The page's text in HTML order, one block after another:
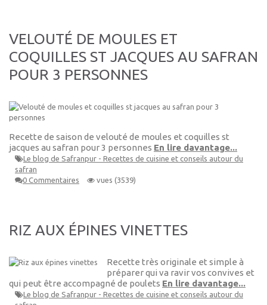
VELOUTÉ DE MOULES ET
COQUILLES ST JACQUES AU SAFRAN
POUR 3 PERSONNES
Recette de saison de velouté de moules et coquilles st
jacques au safran pour 3 personnes En lire davantage...
Le blog de Safranpur - Recettes de cuisine et conseils autour du
safran
0 Commentaires
vues (3539)
RIZ AUX ÉPINES VINETTES
Recette très originale et simple à
préparer qui va ravir vos convives et
qui peut être accompagné de poulets En lire davantage...
Le blog de Safranpur - Recettes de cuisine et conseils autour du